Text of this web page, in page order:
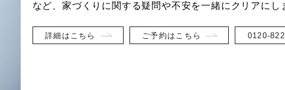
など、家づくりに関する疑問や不安を一緒にクリアにし
詳細はこちら ご予約はこちら 0120-